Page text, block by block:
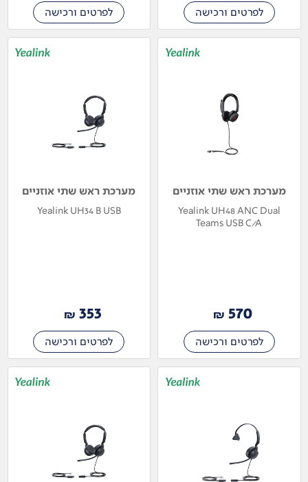
לפרטים ורכישה לפרטים ורכישה
מערכת ראש שתי אוזניים
Yealink UH48 ANC Dual
Teams USB C/A
570
₪
לפרטים ורכישה
מערכת ראש שתי אוזניים
Yealink UH34 B USB
353
₪
לפרטים ורכישה